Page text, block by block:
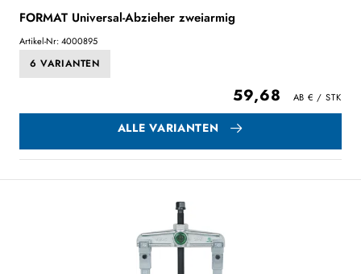
FORMAT Universal-Abzieher zweiarmig
Artikel-Nr: 4000895
6 VARIANTEN
59,68
ALLE VARIANTEN